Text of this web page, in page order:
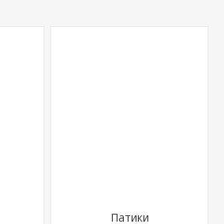
Патики